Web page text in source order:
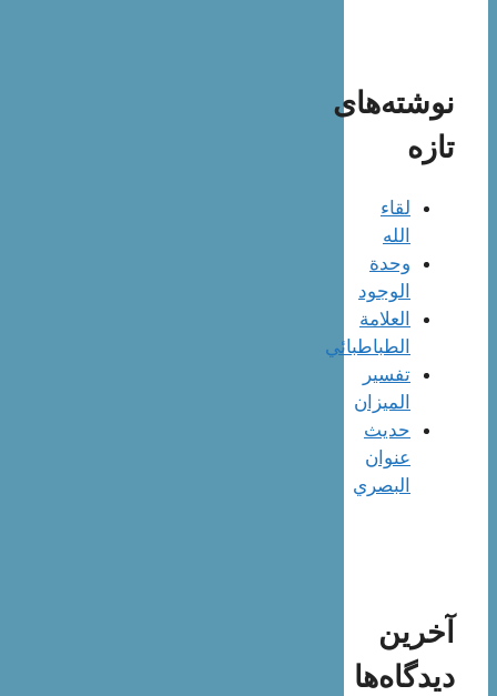
نوشته‌های
تازه
لقاء
الله
وحدة
الوجود
العلامة
الطباطبائي
تفسير
الميزان
حديث
عنوان
البصري
آخرین
دیدگاه‌ها